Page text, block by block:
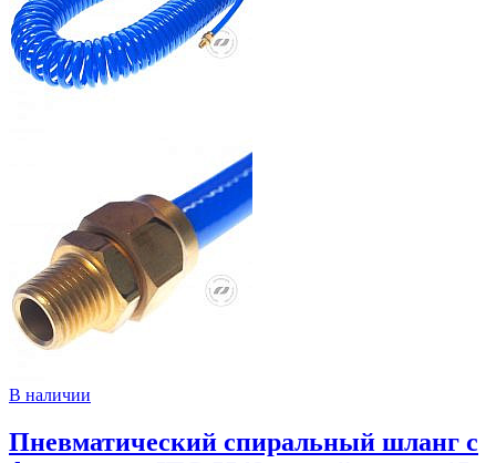
В наличии
Пневматический спиральный шланг с